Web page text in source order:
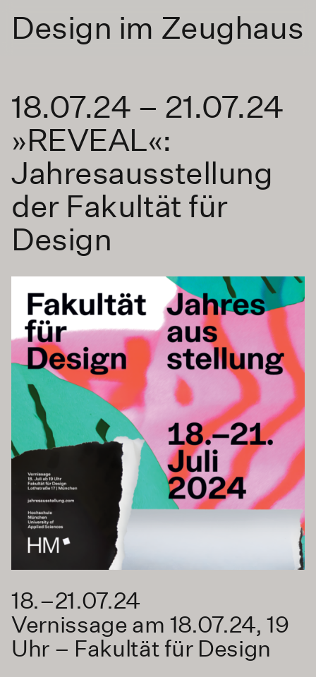
Design im Zeughaus
18.07.24 – 21.07.24
»REVEAL«:
Jahresausstellung
der Fakultät für
Design
18.–21.07.24
Vernissage am 18.07.24, 19
Uhr – Fakultät für Design